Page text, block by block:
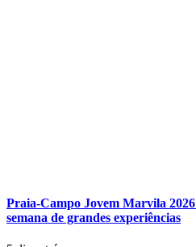
Praia-Campo Jovem Marvila
semana de grandes experiências